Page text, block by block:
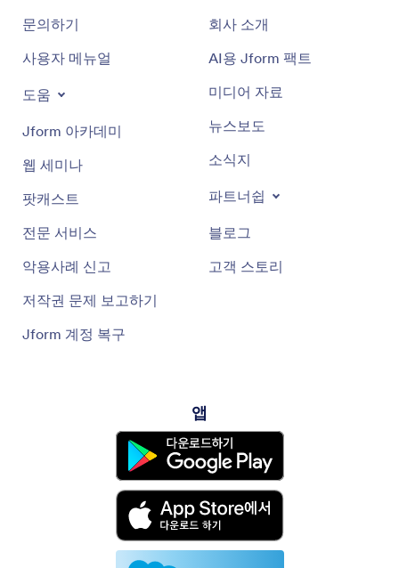
문의하기
사용자 메뉴얼
도움
Jform 아카데미
웹 세미나
팟캐스트
전문 서비스
악용사례 신고
저작권 문제 보고하기
Jform 계정 복구
회사 소개
AI용 Jform 팩트
미디어 자료
뉴스보도
소식지
파트너쉽
블로그
고객 스토리
앱